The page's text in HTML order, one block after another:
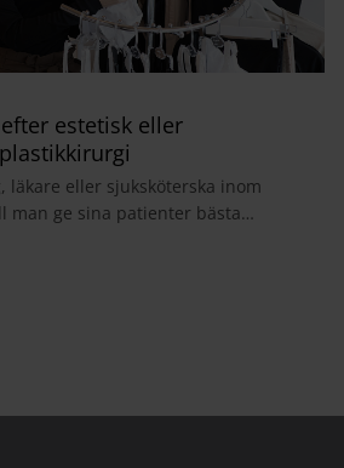
estetisk eller
läkare eller sjuksköterska inom
man ge sina patienter bästa